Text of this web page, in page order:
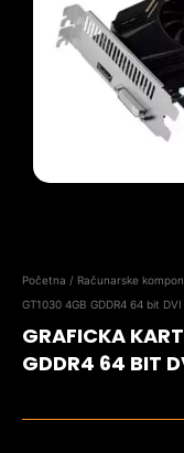
Početna / Računarske
GT1030 4GB GDDR4 64 bit
GRAFICKA
GDDR4 64 BIT